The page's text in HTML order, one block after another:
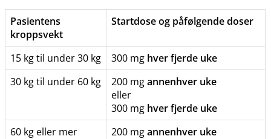
Pasientens
kroppsvekt
Startdose og påfølgende doser
15 kg til under 30 kg 300 mg hver fjerde uke
30 kg til under 60 kg
200 mgannenhver uke
eller
300 mg hver fjerde uke
60 kg eller mer
200 mgannenhver uke